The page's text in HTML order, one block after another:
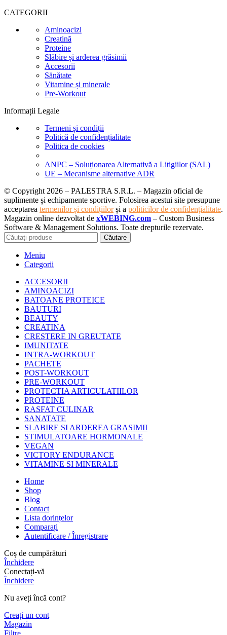
CATEGORII
Aminoacizi
Creatină
Proteine
Slăbire și arderea grăsimii
Accesorii
Sănătate
Vitamine și minerale
Pre-Workout
Informații Legale
Termeni și condiții
Politică de confidențialitate
Politica de cookies
ANPC – Soluționarea Alternativă a Litigiilor (SAL)
UE – Mecanisme alternative ADR
© Copyright 2026 – PALESTRA S.R.L. – Magazin oficial de
suplimente și echipamente sportive. Folosirea acestui site presupune
acceptarea termenilor și condițiilorși a politicilor de confidențialitate.
Magazin online dezvoltat de xWEBING.com – Custom Business
Software & Management Solutions. Toate drepturile rezervate.
Căutare
Meniu
Categorii
ACCESORII
AMINOACIZI
BATOANE PROTEICE
BAUTURI
BEAUTY
CREATINA
CRESTERE IN GREUTATE
IMUNITATE
INTRA-WORKOUT
PACHETE
POST-WORKOUT
PRE-WORKOUT
PROTECTIA ARTICULATIILOR
PROTEINE
RASFAT CULINAR
SANATATE
SLABIRE SI ARDEREA GRASIMII
STIMULATOARE HORMONALE
VEGAN
VICTORY ENDURANCE
VITAMINE SI MINERALE
Home
Shop
Blog
Contact
Lista dorințelor
Comparați
Autentificare / Înregistrare
Coș de cumpărături
Închidere
Conectați-vă
Închidere
Nu aveți încă cont?
Creați un cont
Magazin
Filtre